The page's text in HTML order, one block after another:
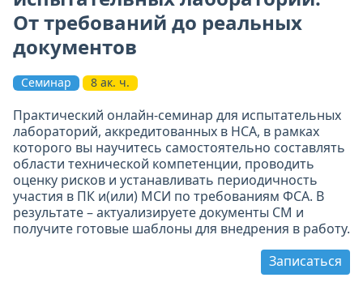
От требований до реальных
документов
Семинар 8 ак. ч.
Практический онлайн-семинар для испытательных
лабораторий, аккредитованных в НСА, в рамках
которого вы научитесь самостоятельно составлять
области технической компетенции, проводить
оценку рисков и устанавливать периодичность
участия в ПК и(или) МСИ по требованиям ФСА. В
результате – актуализируете документы СМ и
получите готовые шаблоны для внедрения в работу.
Записаться